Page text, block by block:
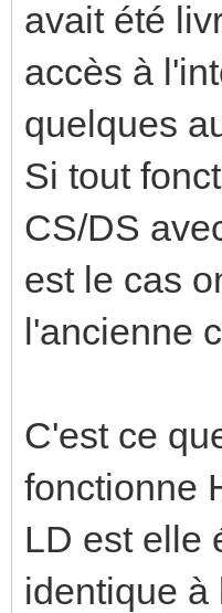
avait été
accès à
quelques
Si tout
CS/DS
est le cas
l'ancienne
C'est ce
fonctionne
LD est elle
identique à